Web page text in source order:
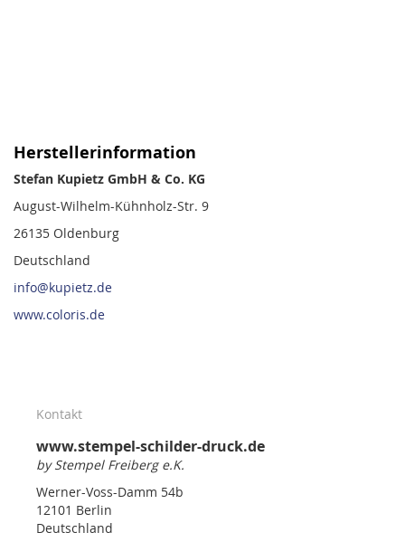
Herstellerinformation
Stefan Kupietz GmbH & Co. KG
August-Wilhelm-Kühnholz-Str. 9
26135 Oldenburg
Deutschland
info@kupietz.de
www.coloris.de
Kontakt
www.stempel-schilder-druck.de
by Stempel Freiberg e.K.
Werner-Voss-Damm 54b
12101 Berlin
Deutschland